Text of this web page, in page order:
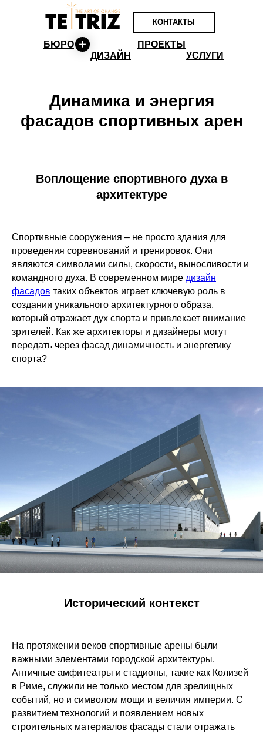
ПРОЕКТЫ
ДИЗАЙН
КОНТАКТЫ
УСЛУГИ
БЮРО
Динамика и энергия
фасадов спортивных арен
Воплощение спортивного духа в
архитектуре
Спортивные сооружения – не просто здания для
проведения соревнований и тренировок. Они
являются символами силы, скорости, выносливости и
командного духа. В современном мире дизайн
фасадов таких объектов играет ключевую роль в
создании уникального архитектурного образа,
который отражает дух спорта и привлекает внимание
зрителей. Как же архитекторы и дизайнеры могут
передать через фасад динамичность и энергетику
спорта?
Исторический контекст
На протяжении веков спортивные арены были
важными элементами городской архитектуры.
Античные амфитеатры и стадионы, такие как Колизей
в Риме, служили не только местом для зрелищных
событий, но и символом мощи и величия империи. С
развитием технологий и появлением новых
строительных материалов фасады стали отражать